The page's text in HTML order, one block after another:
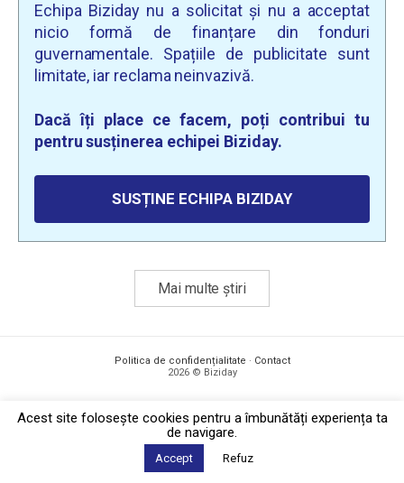
Echipa Biziday nu a solicitat și nu a acceptat
nicio formă de finanțare din fonduri
guvernamentale. Spațiile de publicitate sunt
limitate, iar reclama neinvazivă.
Dacă îți place ce facem, poți contribui tu
pentru susținerea echipei Biziday.
SUSȚINE ECHIPA BIZIDAY
Mai multe știri
Politica de confidențialitate · Contact
2026 © Biziday
Acest site foloseşte cookies pentru a îmbunătăți experiența ta
de navigare.
Accept Refuz